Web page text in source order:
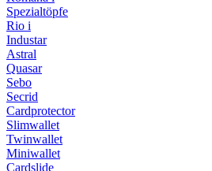
Spezialtöpfe
Rio i
Industar
Astral
Quasar
Sebo
Secrid
Cardprotector
Slimwallet
Twinwallet
Miniwallet
Cardslide